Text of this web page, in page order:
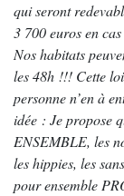
qui seront
3 700 euros en
Nos habitats
les 48h !!! Cette
personne n’en à
idée : Je propose
ENSEMBLE, les
les hippies, les
pour ensemble